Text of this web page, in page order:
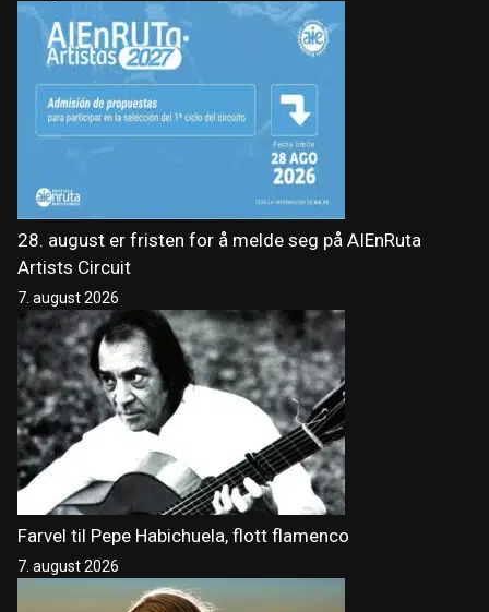
28. august er fristen for å melde seg på AIEnRuta
Artists Circuit
7. august 2026
Farvel til Pepe Habichuela, flott flamenco
7. august 2026